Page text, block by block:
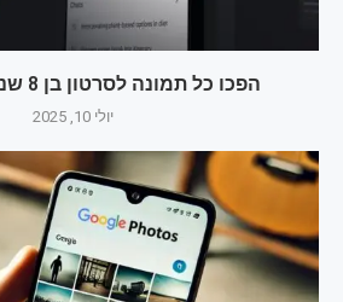
הפכו כל תמונה לסרטון בן 8 שניות עם Veo 3
יולי 10, 2025